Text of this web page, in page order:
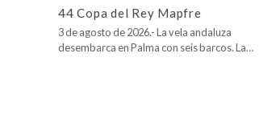
44 Copa del Rey Mapfre
3 de agosto de 2026.- La vela andaluza
desembarca en Palma con seis barcos. La…